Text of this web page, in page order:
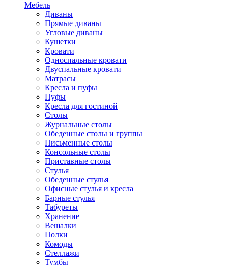
Мебель
Диваны
Прямые диваны
Угловые диваны
Кушетки
Кровати
Односпальные кровати
Двуспальные кровати
Матрасы
Кресла и пуфы
Пуфы
Кресла для гостиной
Столы
Журнальные столы
Обеденные столы и группы
Письменные столы
Консольные столы
Приставные столы
Стулья
Обеденные стулья
Офисные стулья и кресла
Барные стулья
Табуреты
Хранение
Вешалки
Полки
Комоды
Стеллажи
Тумбы